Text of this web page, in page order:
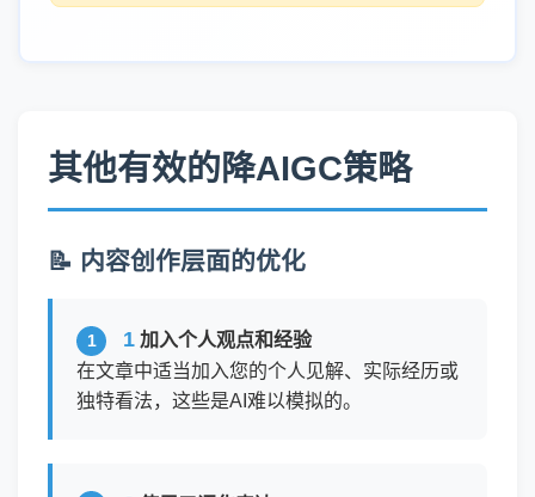
其他有效的降AIGC策略
📝 内容创作层面的优化
1 加入个人观点和经验
在文章中适当加入您的个人见解、实际经历或
独特看法，这些是AI难以模拟的。